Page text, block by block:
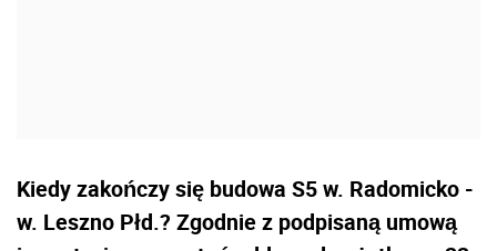
Kiedy zakończy się budowa S5 w. Radomicko -
w. Leszno Płd.? Zgodnie z podpisaną umową